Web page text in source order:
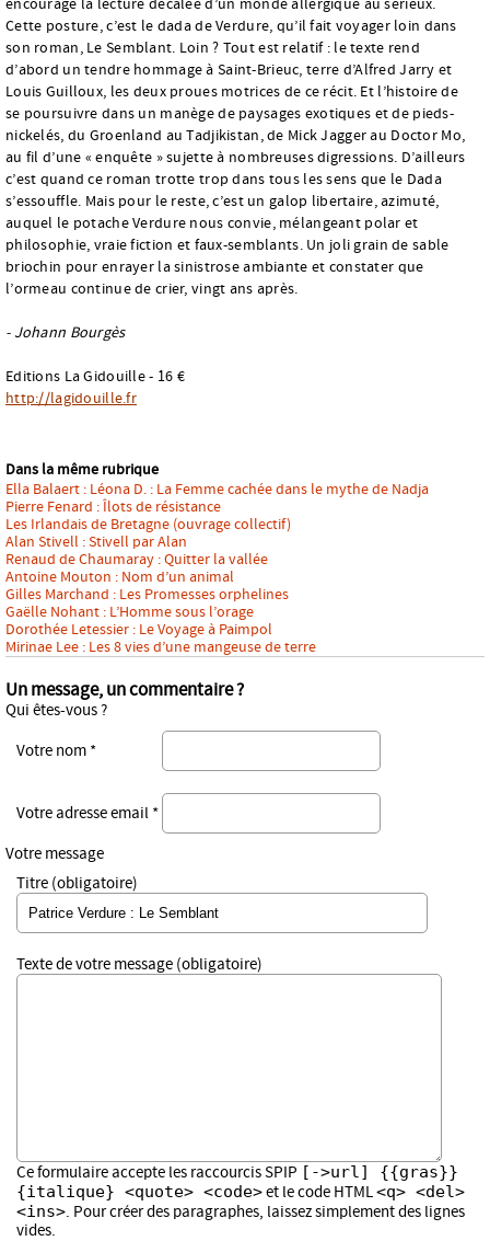
encourage la lecture décalée d’un monde allergique au sérieux.
Cette posture, c’est le dada de Verdure, qu’il fait voyager loin dans
son roman, Le Semblant. Loin ? Tout est relatif : le texte rend
d’abord un tendre hommage à Saint-Brieuc, terre d’Alfred Jarry et
Louis Guilloux, les deux proues motrices de ce récit. Et l’histoire de
se poursuivre dans un manège de paysages exotiques et de pieds-
nickelés, du Groenland au Tadjikistan, de Mick Jagger au Doctor Mo,
au fil d’une « enquête » sujette à nombreuses digressions. D’ailleurs
c’est quand ce roman trotte trop dans tous les sens que le Dada
s’essouffle. Mais pour le reste, c’est un galop libertaire, azimuté,
auquel le potache Verdure nous convie, mélangeant polar et
philosophie, vraie fiction et faux-semblants. Un joli grain de sable
briochin pour enrayer la sinistrose ambiante et constater que
l’ormeau continue de crier, vingt ans après.
- Johann Bourgès
Editions La Gidouille - 16 €
http://lagidouille.fr
Dans la même rubrique
Ella Balaert : Léona D. : La Femme cachée dans le mythe de Nadja
Pierre Fenard : Îlots de résistance
Les Irlandais de Bretagne (ouvrage collectif)
Alan Stivell : Stivell par Alan
Renaud de Chaumaray : Quitter la vallée
Antoine Mouton : Nom d’un animal
Gilles Marchand : Les Promesses orphelines
Gaëlle Nohant : L’Homme sous l’orage
Dorothée Letessier : Le Voyage à Paimpol
Mirinae Lee : Les 8 vies d’une mangeuse de terre
Un message, un commentaire ?
Qui êtes-vous ?
Votre nom *
Votre adresse email *
Votre message
Titre (obligatoire)
Texte de votre message (obligatoire)
Ce formulaire accepte les raccourcis SPIP [->url] {{gras}}
{italique} <quote> <code>et le code HTML<q> <del>
<ins>. Pour créer des paragraphes, laissez simplement des lignes
vides.